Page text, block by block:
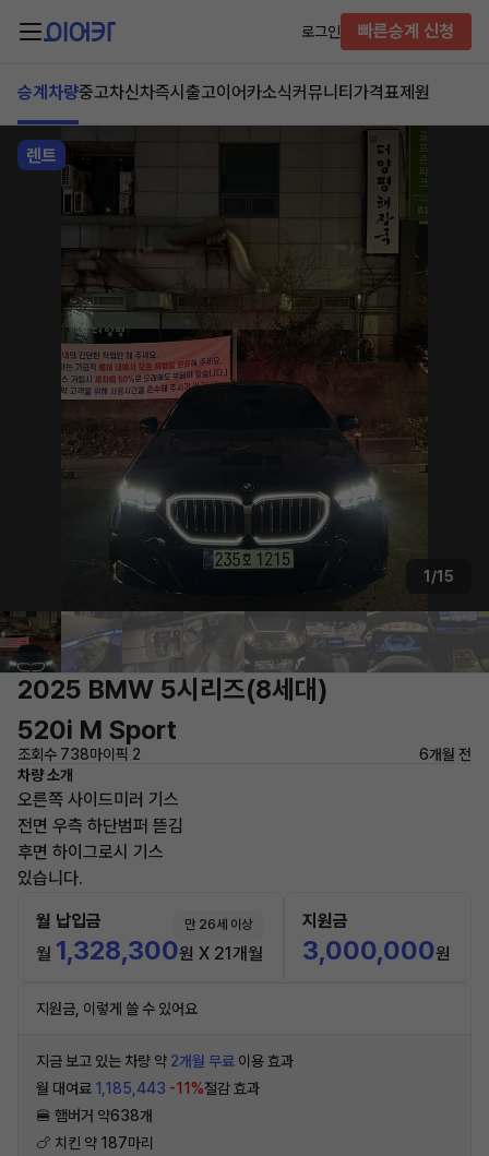
로그인 빠른승계 신청
승계차량중고차신차즉시출고이어카소식커뮤니티 가격표제원
렌트
1/15
2025 BMW 5시리즈(8세대)
520i M Sport
조회수 738마이픽 2
6개월 전
차량 소개
오른쪽 사이드미러 기스
전면 우측 하단범퍼 뜯김
후면 하이그로시 기스
있습니다.
월 납입금 만 26세 이상
월 1,328,300원 X 21개월
지원금
3,000,000원
지원금, 이렇게 쓸 수 있어요
지금 보고 있는 차량 약 2개월 무료 이용 효과
월 대여료 1,185,443 -11%절감 효과
🍔 햄버거 약638개
🍗 치킨 약 187마리